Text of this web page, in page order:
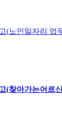
(노인일자리 업
(찾아가는어르